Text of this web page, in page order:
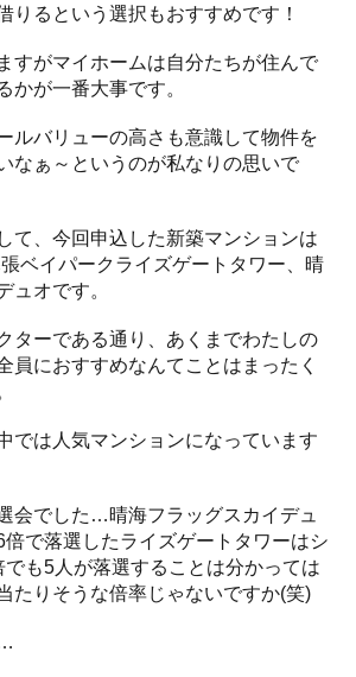
りるという選択もおすすめです！
すがマイホームは自分たちが住んで
かが一番大事です。
ルバリューの高さも意識して物件を
なぁ～というのが私なりの思いで
て、今回申込した新築マンションは
張ベイパークライズゲートタワー、晴
ュオです。
ターである通り、あくまでわたしの
員におすすめなんてことはまったく
では人気マンションになっています
会でした…晴海フラッグスカイデュ
で落選したライズゲートタワーはシ
も5人が落選することは分かっては
たりそうな倍率じゃないですか(笑)